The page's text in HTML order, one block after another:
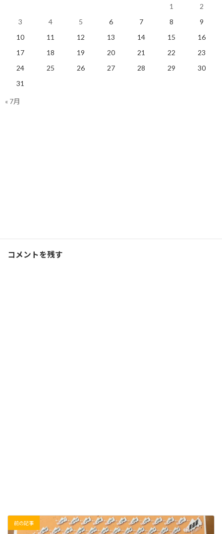
定！
Ｆ１
オーストラリアGPが遂に中
2020/03/13(金)
コメントを残す
前の記事
1
2
3
4 5 6 7 8
9
10
11 12 13 14 15
16
17
18 19 20 21 22
23
24
25 26 27 28 29
30
31
« 7月